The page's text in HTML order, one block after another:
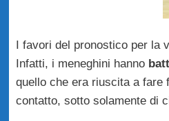
I favori del pronostico per la
Infatti, i meneghini hanno
quello che era riuscita a fare
contatto, sotto solamente di